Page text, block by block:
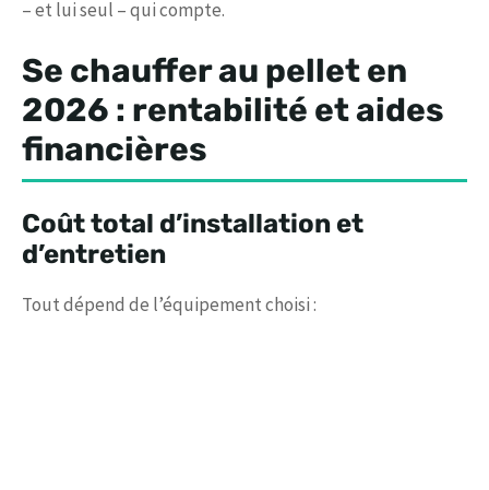
– et lui seul – qui compte.
Se chauffer au pellet en
2026 : rentabilité et aides
financières
Coût total d’installation et
d’entretien
Tout dépend de l’équipement choisi :